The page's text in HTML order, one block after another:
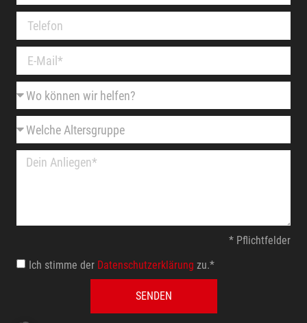
Ich stimme der Datenschutzerklärung zu.*
* Pflichtfelder
SENDEN